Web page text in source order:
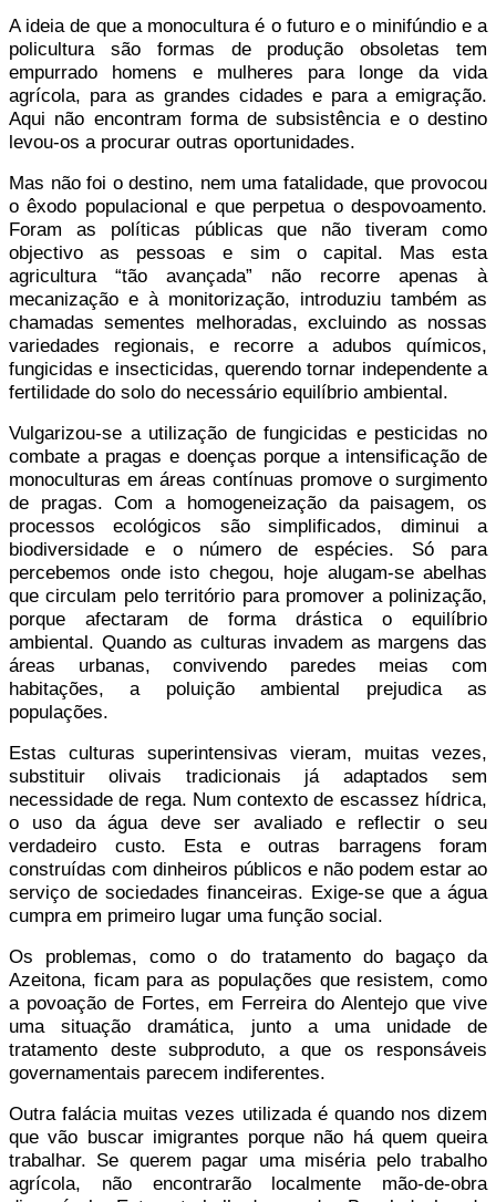
A ideia de que a monocultura é o futuro e o minifúndio e a
policultura são formas de produção obsoletas tem
empurrado homens e mulheres para longe da vida
agrícola, para as grandes cidades e para a emigração.
Aqui não encontram forma de subsistência e o destino
levou-os a procurar outras oportunidades.
Mas não foi o destino, nem uma fatalidade, que provocou
o êxodo populacional e que perpetua o despovoamento.
Foram as políticas públicas que não tiveram como
objectivo as pessoas e sim o capital. Mas esta
agricultura “tão avançada” não recorre apenas à
mecanização e à monitorização, introduziu também as
chamadas sementes melhoradas, excluindo as nossas
variedades regionais, e recorre a adubos químicos,
fungicidas e insecticidas, querendo tornar independente a
fertilidade do solo do necessário equilíbrio ambiental.
Vulgarizou-se a utilização de fungicidas e pesticidas no
combate a pragas e doenças porque a intensificação de
monoculturas em áreas contínuas promove o surgimento
de pragas. Com a homogeneização da paisagem, os
processos ecológicos são simplificados, diminui a
biodiversidade e o número de espécies. Só para
percebemos onde isto chegou, hoje alugam-se abelhas
que circulam pelo território para promover a polinização,
porque afectaram de forma drástica o equilíbrio
ambiental. Quando as culturas invadem as margens das
áreas urbanas, convivendo paredes meias com
habitações, a poluição ambiental prejudica as
populações.
Estas culturas superintensivas vieram, muitas vezes,
substituir olivais tradicionais já adaptados sem
necessidade de rega. Num contexto de escassez hídrica,
o uso da água deve ser avaliado e reflectir o seu
verdadeiro custo. Esta e outras barragens foram
construídas com dinheiros públicos e não podem estar ao
serviço de sociedades financeiras. Exige-se que a água
cumpra em primeiro lugar uma função social.
Os problemas, como o do tratamento do bagaço da
Azeitona, ficam para as populações que resistem, como
a povoação de Fortes, em Ferreira do Alentejo que vive
uma situação dramática, junto a uma unidade de
tratamento deste subproduto, a que os responsáveis
governamentais parecem indiferentes.
Outra falácia muitas vezes utilizada é quando nos dizem
que vão buscar imigrantes porque não há quem queira
trabalhar. Se querem pagar uma miséria pelo trabalho
agrícola, não encontrarão localmente mão-de-obra